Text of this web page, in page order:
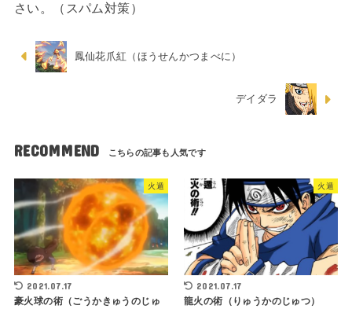
さい。（スパム対策）
鳳仙花爪紅（ほうせんかつまべに）
デイダラ
RECOMMEND
火遁
2021.07.17
豪火球の術（ごうかきゅうのじゅ
火遁
2021.07.17
龍火の術（りゅうかのじゅつ）